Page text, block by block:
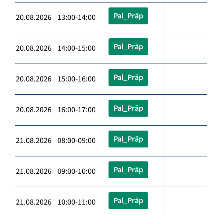
20.08.2026 13:00-14:00 Pal_Präp
20.08.2026 14:00-15:00 Pal_Präp
20.08.2026 15:00-16:00 Pal_Präp
20.08.2026 16:00-17:00 Pal_Präp
21.08.2026 08:00-09:00 Pal_Präp
21.08.2026 09:00-10:00 Pal_Präp
21.08.2026 10:00-11:00 Pal_Präp